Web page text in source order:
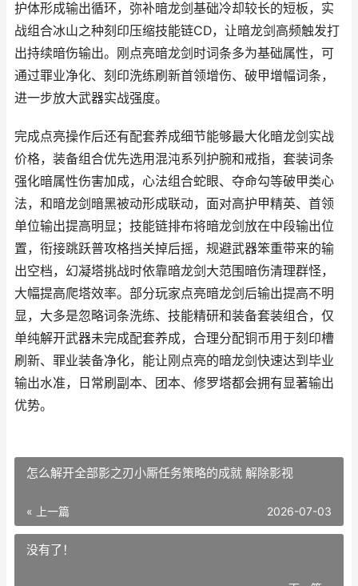
护体形成输出循环，弥补暗龙剑基础冷却较长的短板，实
战组合冰山之种刻印压缩技能链CD，让暗龙剑高频触发打
出持续暗伤输出。刚点亮暗龙剑时词条多为基础属性，可
通过罪业净化、刻印洗练刷新首领增伤、破甲增幅词条，
进一步放大武器实战强度。
完成点亮操作后还有配套养成细节能够最大化暗龙剑实战
价格，装备组合优先选用混沌系列护腕和戒指，套装词条
强化暗属性伤害加成，心法组合蛇眼、夺命勾等破甲类心
法，和暗龙剑暗黑被动形成联动，面对高护甲精英、首领
单位输出提高明显；技能链排布将暗龙剑放在中段输出位
置，衔接跳跃普攻格挡关掉后摇，规避武器笨重带来的输
出空档，幻凝塔挑战时依靠暗龙剑大范围暗伤清理群怪，
大幅提高爬塔效率。部分玩家点亮暗龙剑后输出提高不明
显，大多是忽略词条洗练、技能精研和装备套装组合，仅
单纯解开武器未完成配套养成，合理分配铜币用于刻印槽
刷新、罪业装备净化，能让刚点亮的暗龙剑快速达到毕业
输出水准，日常刷副本、团本、修罗塔都会拥有显著输出
优势。
怎么解开全部影之刃小厮任务策略的成就 解除影视
« 上一篇 2026-07-03
没有了！